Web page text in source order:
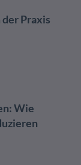
Praxis
Wie